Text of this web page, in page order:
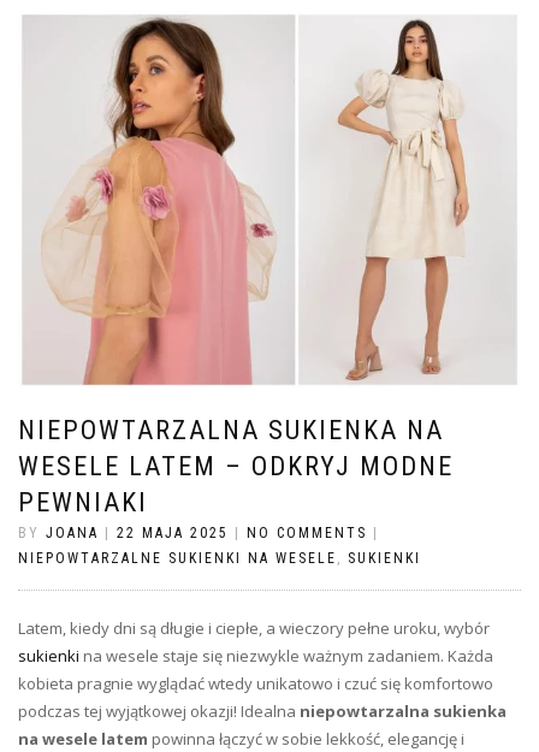
NIEPOWTARZALNA SUKIENKA NA
WESELE LATEM – ODKRYJ MODNE
PEWNIAKI
BY JOANA | 22 MAJA 2025 | NO COMMENTS |
NIEPOWTARZALNE SUKIENKI NA WESELE
SUKIENKI
Latem, kiedy dni są długie i ciepłe, a wieczory pełne uroku, wybór
sukienki na wesele staje się niezwykle ważnym zadaniem. Każda
kobieta pragnie wyglądać wtedy unikatowo i czuć się komfortowo
podczas tej wyjątkowej okazji! Idealna niepowtarzalna sukienka
na wesele latem powinna łączyć w sobie lekkość, elegancję i